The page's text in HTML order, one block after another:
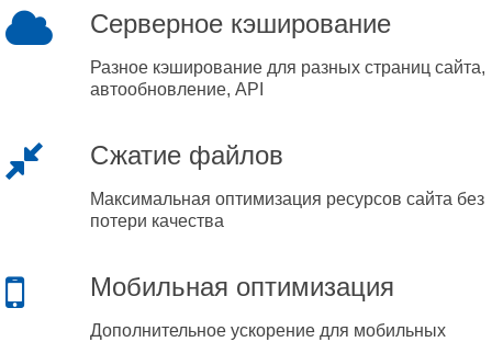
Серверное кэширование
Разное кэширование для разных страниц сайта,
автообновление, API
Сжатие файлов
Максимальная оптимизация ресурсов сайта без
потери качества
Мобильная оптимизация
Дополнительное ускорение для мобильных